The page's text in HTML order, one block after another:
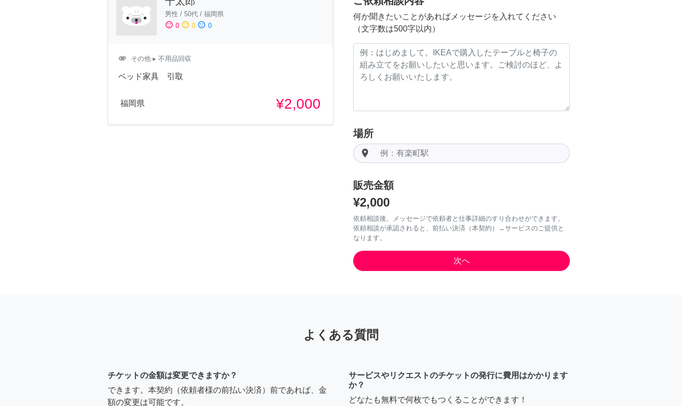
男性 / 50代 / 福岡県
sentiment_satisfied 0 sentiment_neutral 0 sentiment_dissatisfied 0
attachment その他 ▸ 不用品回収
ベッド家具 引取
福岡県 ¥2,000
何か聞きたいことがあればメッセージを入れてください
（文字数は500字以内）
場所
room
販売金額
¥2,000
依頼相談後、メッセージで依頼者と仕事詳細のすり合わせができます。
依頼相談が承認されると、前払い決済（本契約）→サービスのご提供と
なります。
よくある質問
チケットの金額は変更できますか？
できます。本契約（依頼者様の前払い決済）前であれば、金
額の変更は可能です。
サービスやリクエストのチケットの発行に費用はかかります
か？
どなたも無料で何枚でもつくることができます！